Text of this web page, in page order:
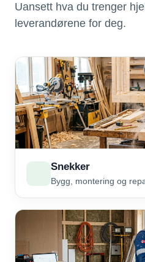
Uansett hva du trenger
leverandørene for deg.
Snekker
Bygg, montering og